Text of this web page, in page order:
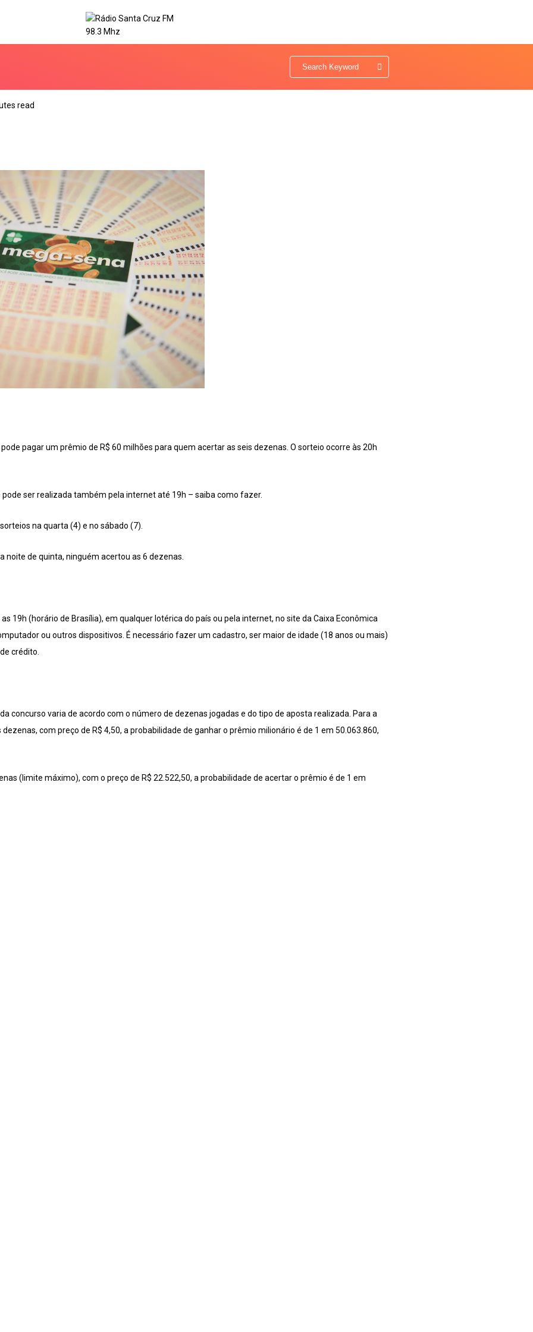
read
pagar um prêmio de R$ 60 milhões para quem acertar as seis dezenas. O sorteio ocorre às 20h
ser realizada também pela internet até 19h – saiba como fazer.
na quarta (4) e no sábado (7).
noite de quinta, ninguém acertou as 6 dezenas.
19h (horário de Brasília), em qualquer lotérica do país ou pela internet, no site da Caixa Econômica
ou outros dispositivos. É necessário fazer um cadastro, ser maior de idade (18 anos ou mais)
crédito.
concurso varia de acordo com o número de dezenas jogadas e do tipo de aposta realizada. Para a
com preço de R$ 4,50, a probabilidade de ganhar o prêmio milionário é de 1 em 50.063.860,
(limite máximo), com o preço de R$ 22.522,50, a probabilidade de acertar o prêmio é de 1 em